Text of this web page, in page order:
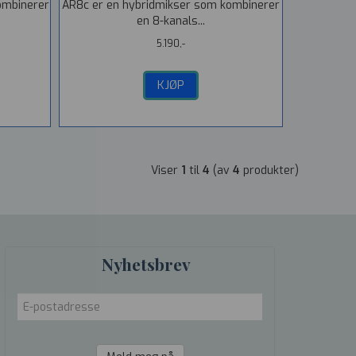
AR8c er en hybridmikser som kombinerer
en 8-kanals...
5.190,-
KJØP
Viser 1 til 4 (av 4 produkter)
Nyhetsbrev